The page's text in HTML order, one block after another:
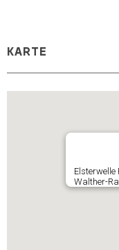
KARTE
Elsterwelle
Walther-